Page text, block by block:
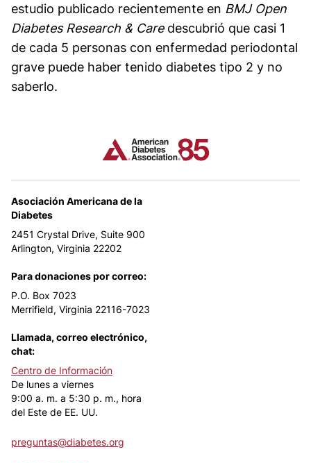
estudio publicado recientemente en BMJ Open
Diabetes Research & Caredescubrió que casi 1
de cada 5 personas con enfermedad periodontal
grave puede haber tenido diabetes tipo 2 y no
saberlo.
Asociación Americana de la
Diabetes
2451 Crystal Drive, Suite 900
Arlington, Virginia 22202
Para donaciones por correo:
P.O. Box 7023
Merrifield, Virginia 22116-7023
Llamada, correo electrónico,
chat:
Centro de Información
De lunes a viernes
9:00 a. m. a 5:30 p. m., hora
del Este de EE. UU.
preguntas@diabetes.org